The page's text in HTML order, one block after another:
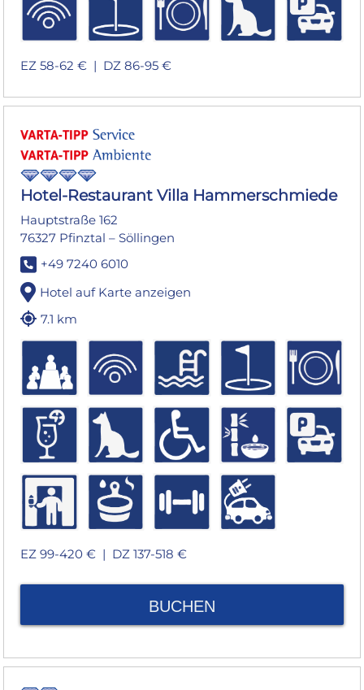
EZ 58-62 € | DZ 86-95 €
Hotel-Restaurant Villa Hammerschmiede
Hauptstraße 162
76327 Pfinztal – Söllingen
+49 7240 6010
Hotel auf Karte anzeigen
7.1 km
EZ 99-420 € | DZ 137-518 €
BUCHEN